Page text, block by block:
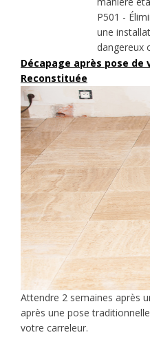
P501 -
une
dangereux
Décapage après pose
Reconstituée
Attendre 2 semaines après
après une pose
votre carreleur.